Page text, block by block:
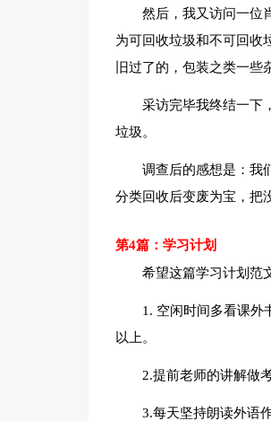
然后，我又访问一位
为可回收垃圾和不可回收
旧过了的，包装之类一些
采访完毕我终结一下
垃圾。
调查后的感想是：我
分类回收后变废为宝，把
第4篇：学习计划
希望这篇学习计划范
1. 空闲时间多看课外
以上。
2.提前老师的讲解做
3.每天坚持朗读外语